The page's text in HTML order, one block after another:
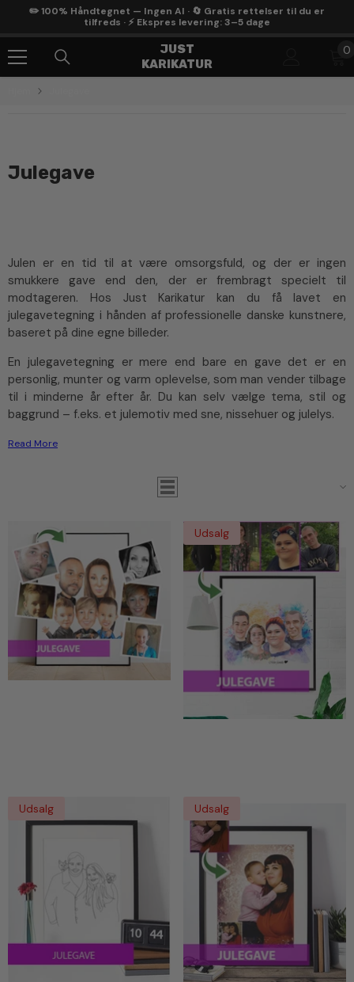
Gå Til Indhold
✏️ 100% Håndtegnet — Ingen AI · 🔄 Gratis rettelser til du er
tilfreds · ⚡ Ekspres levering: 3–5 dage
JUST
KARIKATUR
0
0
Julegave
Julen er en tid til at være omsorgsfuld, og der er ingen
smukkere gave end den, der er frembragt specielt til
modtageren. Hos Just Karikatur kan du få lavet en
julegavetegning i hånden af professionelle danske kunstnere,
baseret på dine egne billeder.
En julegavetegning er mere end bare en gave det er en
personlig, munter og varm oplevelse, som man vender tilbage
til i minderne år efter år. Du kan selv vælge tema, stil og
baggrund – f.eks. et julemotiv med sne, nissehuer og julelys.
Read More
Udsalg
Udsalg Udsalg